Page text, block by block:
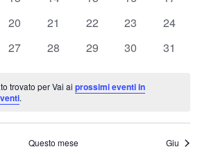
0
20
0
21
0
22
0
23
0
24
0
27
0
28
0
29
0
30
0
31
trovato per Vai aiprossimi eventi in
.
Questo mese Giu